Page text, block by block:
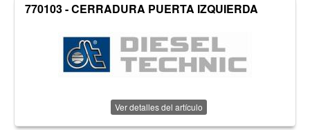
770103 - CERRADURA PUERTA IZQUIERDA
Ver detalles del artículo